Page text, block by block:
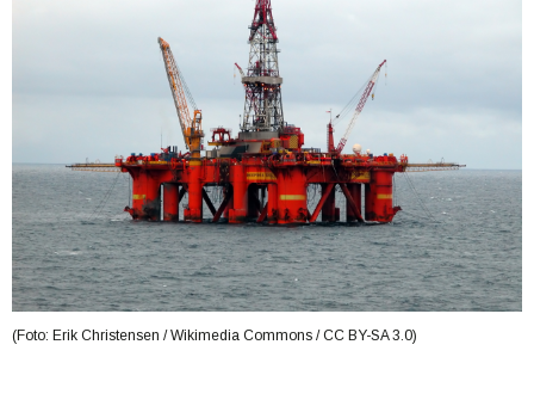
(Foto: Erik Christensen / Wikimedia Commons / CC BY-SA 3.0)